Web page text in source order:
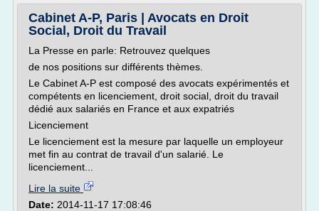
Cabinet A-P, Paris | Avocats en Droit
Social, Droit du Travail
La Presse en parle: Retrouvez quelques
de nos positions sur différents thèmes.
Le Cabinet A-P est composé des avocats expérimentés et
compétents en licenciement, droit social, droit du travail
dédié aux salariés en France et aux expatriés
Licenciement
Le licenciement est la mesure par laquelle un employeur
met fin au contrat de travail d'un salarié. Le
licenciement...
Lire la suite
Date: 2014-11-17 17:08:46